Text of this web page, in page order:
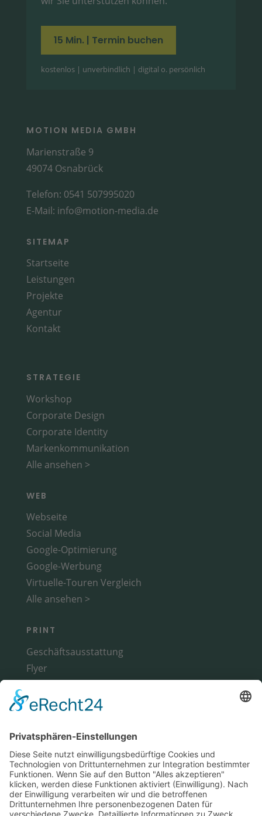
15 Min. | Termin buchen
kostenlos | unverbindlich | digital o. persönlich
MOTION MEDIA GMBH
Marienstraße 9
49074 Osnabrück
Telefon: 0541 507995020
E-Mail: info@motion-media.de
SITEMAP
Startseite
Leistungen
Projekte
Agentur
Kontakt
STRATEGIE
Workshop
Corporate Design
Corporate Identity
Markenkommunikation
Alle ansehen >
WEB
Webseite
Social Media
Google-Optimierung
Google-Werbung
Virtuelle-Touren Vergleich
Alle ansehen >
PRINT
Geschäftsausstattung
Flyer
Magazine
WERBETECHNIK
Fahrzeuge
Messestand
Werbemittel